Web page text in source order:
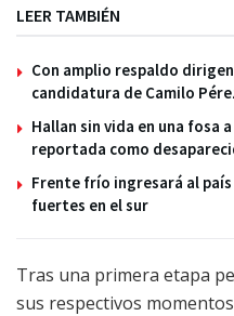
LEER TAMBIÉN
Con amplio respaldo
candidatura de Camilo
Hallan sin vida en una fosa
reportada como
Frente frío ingresará al
fuertes en el sur
Tras una primera etapa
sus respectivos